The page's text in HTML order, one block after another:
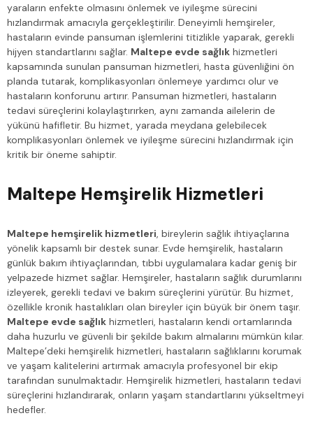
yaraların enfekte olmasını önlemek ve iyileşme sürecini
hızlandırmak amacıyla gerçekleştirilir. Deneyimli hemşireler,
hastaların evinde pansuman işlemlerini titizlikle yaparak, gerekli
hijyen standartlarını sağlar. Maltepe evde sağlık hizmetleri
kapsamında sunulan pansuman hizmetleri, hasta güvenliğini ön
planda tutarak, komplikasyonları önlemeye yardımcı olur ve
hastaların konforunu artırır. Pansuman hizmetleri, hastaların
tedavi süreçlerini kolaylaştırırken, aynı zamanda ailelerin de
yükünü hafifletir. Bu hizmet, yarada meydana gelebilecek
komplikasyonları önlemek ve iyileşme sürecini hızlandırmak için
kritik bir öneme sahiptir.
Maltepe Hemşirelik Hizmetleri
Maltepe hemşirelik hizmetleri, bireylerin sağlık ihtiyaçlarına
yönelik kapsamlı bir destek sunar. Evde hemşirelik, hastaların
günlük bakım ihtiyaçlarından, tıbbi uygulamalara kadar geniş bir
yelpazede hizmet sağlar. Hemşireler, hastaların sağlık durumlarını
izleyerek, gerekli tedavi ve bakım süreçlerini yürütür. Bu hizmet,
özellikle kronik hastalıkları olan bireyler için büyük bir önem taşır.
Maltepe evde sağlık hizmetleri, hastaların kendi ortamlarında
daha huzurlu ve güvenli bir şekilde bakım almalarını mümkün kılar.
Maltepe’deki hemşirelik hizmetleri, hastaların sağlıklarını korumak
ve yaşam kalitelerini artırmak amacıyla profesyonel bir ekip
tarafından sunulmaktadır. Hemşirelik hizmetleri, hastaların tedavi
süreçlerini hızlandırarak, onların yaşam standartlarını yükseltmeyi
hedefler.